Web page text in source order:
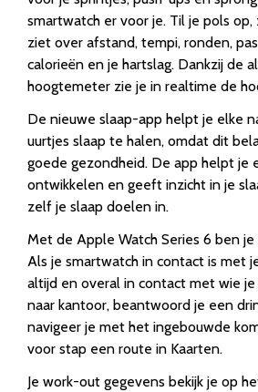
smartwatch er voor je. Til je pols
ziet over afstand, tempi, ronden,
calorieën en je hartslag. Dankzij de
hoogtemeter zie je in realtime de
De nieuwe slaap-app helpt je elke
uurtjes slaap te halen, omdat dit
goede gezondheid. De app helpt je
ontwikkelen en geeft inzicht in je
zelf je slaap doelen in.
Met de Apple Watch Series 6 ben
Als je smartwatch in contact is met
altijd en overal in contact met wie
naar kantoor, beantwoord je een
navigeer je met het ingebouwde
voor stap een route in Kaarten.
Je work-out gegevens bekijk je op